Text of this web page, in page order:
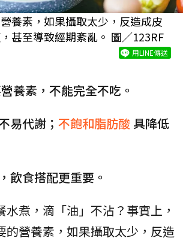
養素，如果攝取太少，反造成皮
甚至導致經期紊亂。 圖／123RF
用LINE傳送
養素，不能完全不吃。
易代謝； 不飽和脂肪酸 具降低
飲食搭配更重要。
水煮，滴「油」不沾？事實上，
的營養素，如果攝取太少，反造